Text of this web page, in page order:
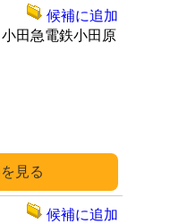
小田急電鉄小田原
候補に追加
候補に追加